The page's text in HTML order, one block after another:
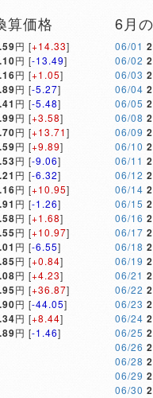
算価格
円 [+14.33]
円 [-13.49]
円 [+1.05]
円 [-5.27]
円 [-5.48]
円 [+3.58]
円 [+13.71]
円 [+9.89]
円 [-9.06]
円 [-6.32]
円 [+10.95]
円 [-1.26]
円 [+1.68]
円 [+10.97]
円 [-6.55]
円 [+0.84]
円 [+4.23]
円 [+36.87]
円 [-44.05]
円 [+8.44]
円 [-1.46]
6月
06/01
06/02
06/03
06/04
06/05
06/08
06/09
06/10
06/11
06/12
06/14
06/15
06/16
06/17
06/18
06/19
06/21
06/22
06/23
06/24
06/25
06/26
06/28
06/29
06/30